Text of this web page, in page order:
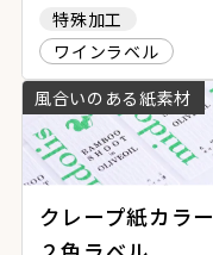
特殊加工
ワインラベル
風合いのある紙素材
クレープ紙カラー